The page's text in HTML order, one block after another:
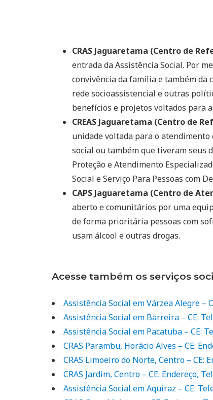
CRAS Jaguaretama (Centro de
entrada da Assistência Social. Por
convivência da família e também da
rede socioassistencial e outras
benefícios e projetos voltados para
CREAS Jaguaretama (Centro de
unidade voltada para o atendimento
social ou também que tiveram seus
Proteção e Atendimento
Social e Serviço Para Pessoas com
CAPS Jaguaretama (Centro de
aberto e comunitários por uma
de forma prioritária pessoas com
usam álcool e outras drogas.
Acesse também os serviços
Assistência Social em Várzea Alegre –
Assistência Social em Barreira – CE:
Assistência Social em Pacatuba – CE:
CRAS Parambu, Horácio Alves – CE:
CRAS Limoeiro do Norte, Centro – CE:
CRAS Jardim, Centro – CE: Endereço,
Assistência Social em Aquiraz – CE: